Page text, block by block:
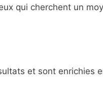
qui cherchent un
et sont enrichies